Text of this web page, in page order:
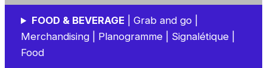
FOOD & BEVERAGE | Grab and go |
Merchandising | Planogramme | Signalétique |
Food